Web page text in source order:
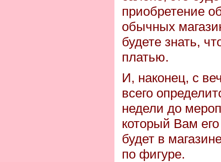
приобретение
обычных
будете знать,
платью.
И, наконец, с
всего
недели до
который Вам
будет в
по фигуре.